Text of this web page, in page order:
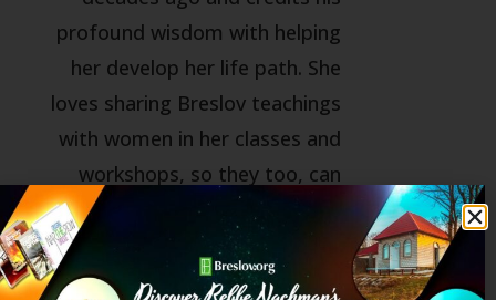
profound wisdom with helping
her develop her life path. She
loves sharing Breslov teachings
with women in her classes and
workshops, so they too, can
benefit from these exciting, life-
changing ideas. Chaya Rivka has
written books (Therapy